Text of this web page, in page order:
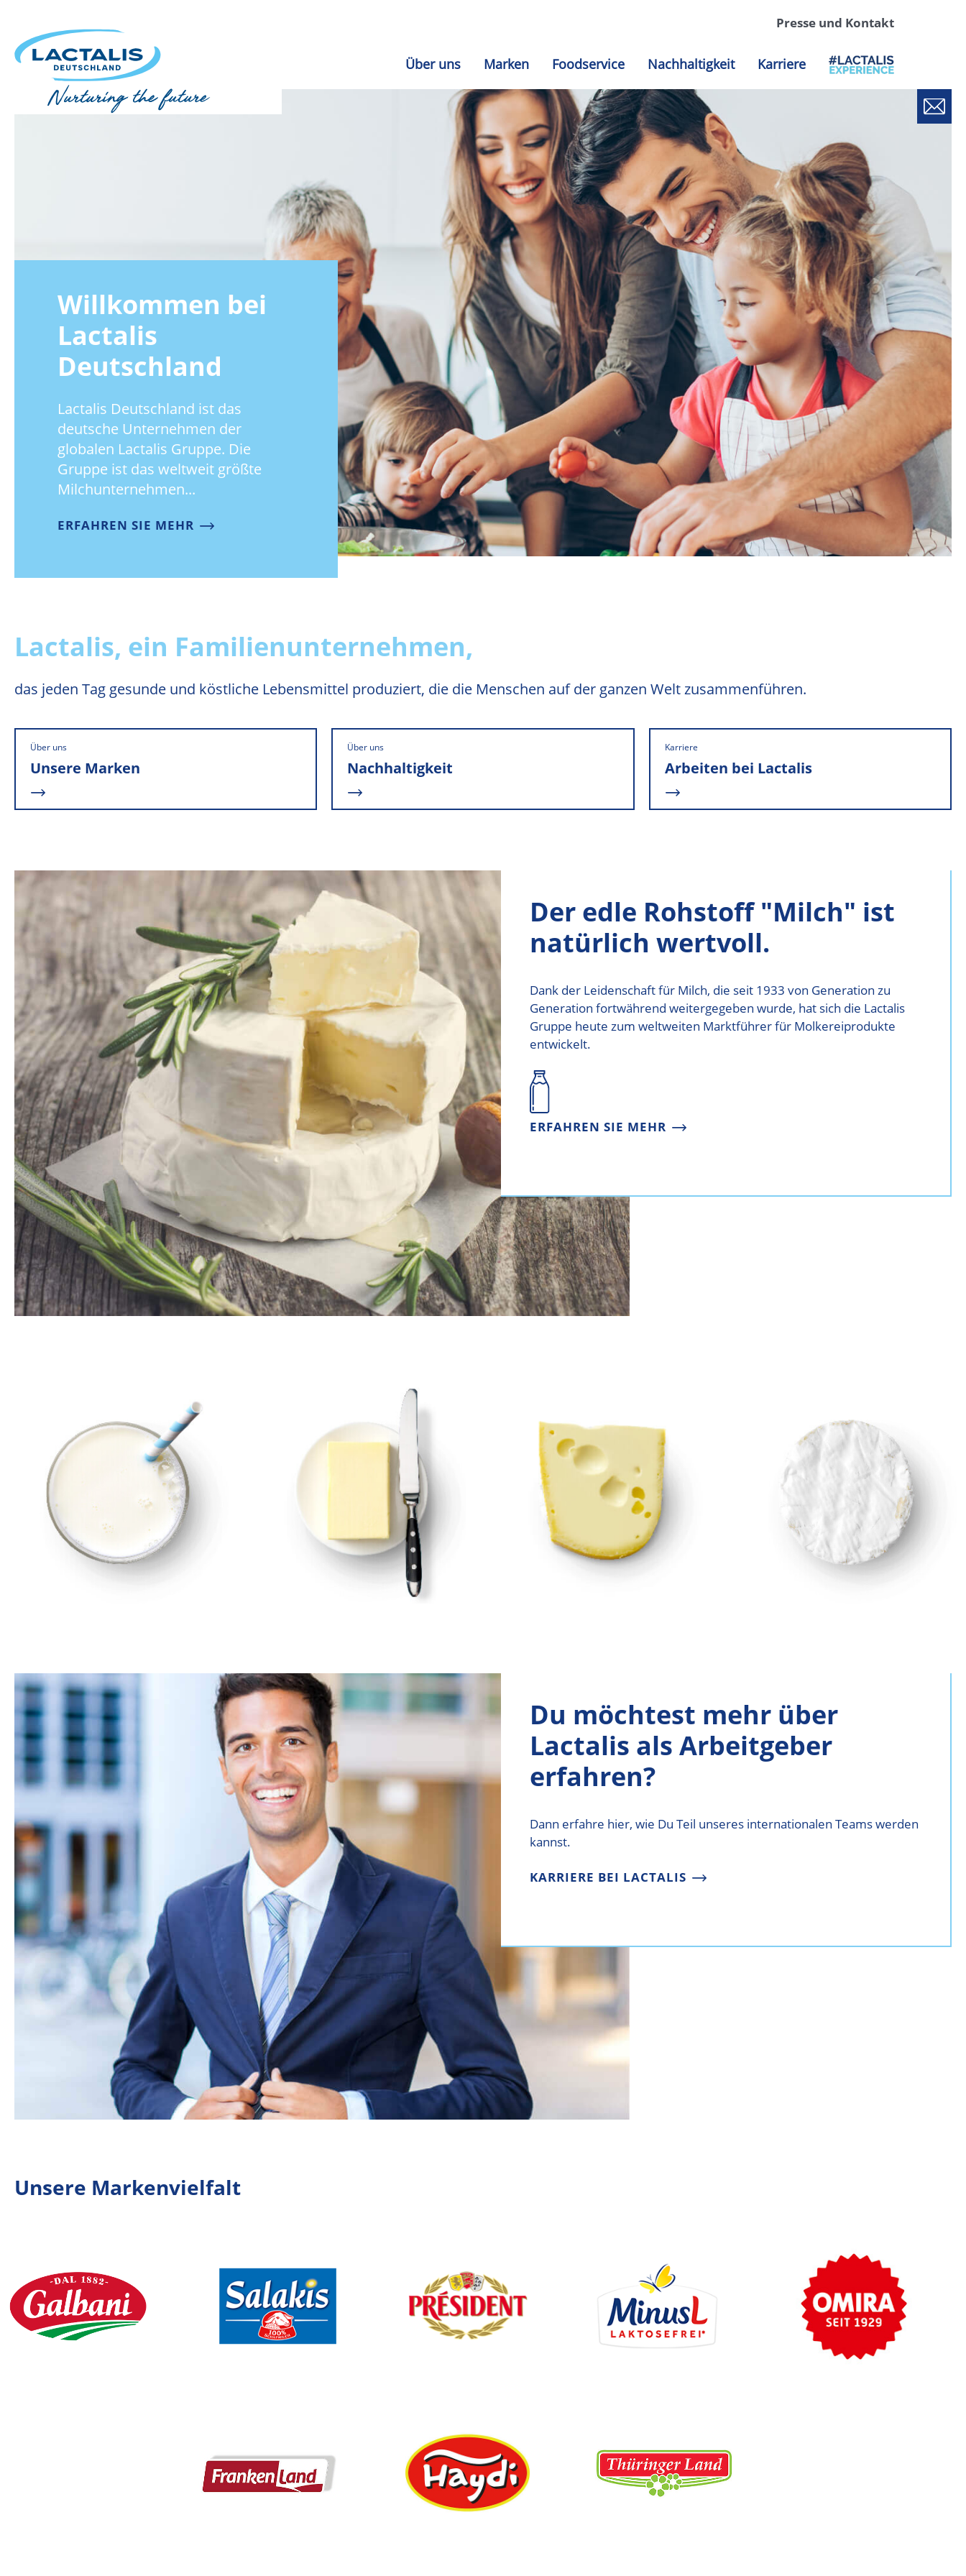
Presse und Kontakt
Über uns Marken Foodservice Nachhaltigkeit Karriere
Willkommen bei
Lactalis
Deutschland
Lactalis Deutschland ist das
deutsche Unternehmen der
globalen Lactalis Gruppe. Die
Gruppe ist das weltweit größte
Milchunternehmen...
ERFAHREN SIE MEHR
Lactalis, ein Familienunternehmen,
das jeden Tag gesunde und köstliche Lebensmittel produziert, die die Menschen auf der ganzen Welt zusammenführen.
Über uns
Unsere Marken
Über uns
Nachhaltigkeit
Karriere
Arbeiten bei Lactalis
Der edle Rohstoff "Milch" ist
natürlich wertvoll.
Dank der Leidenschaft für Milch, die seit 1933 von Generation zu
Generation fortwährend weitergegeben wurde, hat sich die Lactalis
Gruppe heute zum weltweiten Marktführer für Molkereiprodukte
entwickelt.
ERFAHREN SIE MEHR
Du möchtest mehr über
Lactalis als Arbeitgeber
erfahren?
Dann erfahre hier, wie Du Teil unseres internationalen Teams werden
kannst.
KARRIERE BEI LACTALIS
Unsere Markenvielfalt